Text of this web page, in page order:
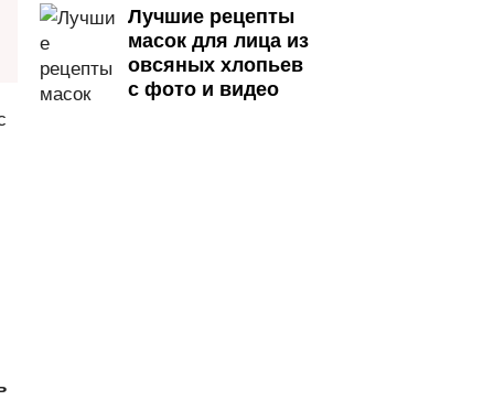
Лучшие рецепты
масок для лица из
овсяных хлопьев
с фото и видео